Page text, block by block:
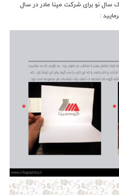
سال نو برای شرکت مپنا مادر در سال